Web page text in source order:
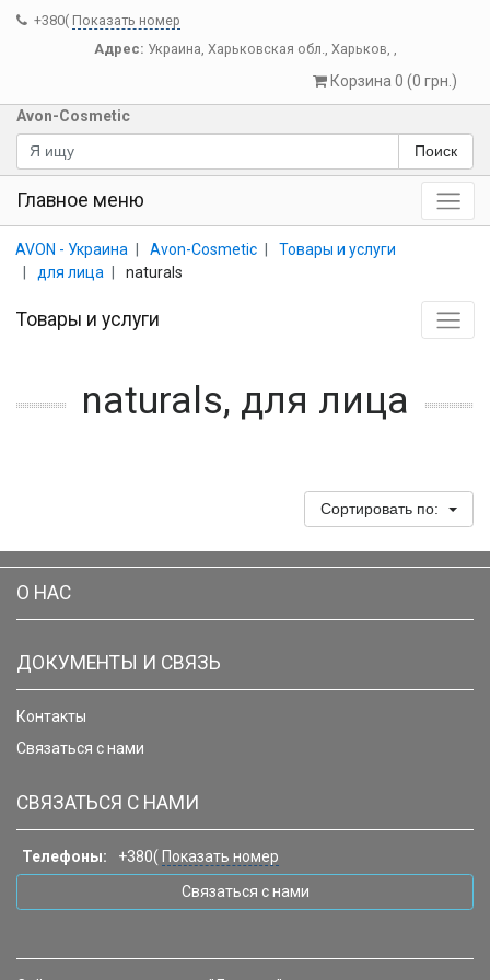
+380( Показать номер
Адрес: Украина, Харьковская обл., Харьков, ,
Корзина 0 (0 грн.)
Avon-Cosmetic
Поиск
Главное меню
AVON - Украина Avon-Cosmetic
Товары и услуги
для лица
naturals
Товары и услуги
naturals, для лица
Сортировать по:
О НАС
ДОКУМЕНТЫ И СВЯЗЬ
Контакты
Связаться с нами
СВЯЗАТЬСЯ С НАМИ
Телефоны: +380( Показать номер
Связаться с нами